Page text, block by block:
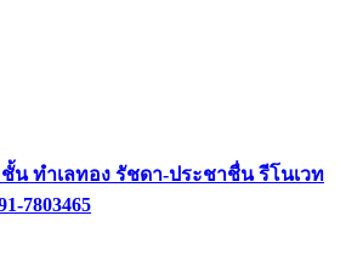
น ทำเลทอง รัชดา-ประชาชื่น รีโนเวท
7803465